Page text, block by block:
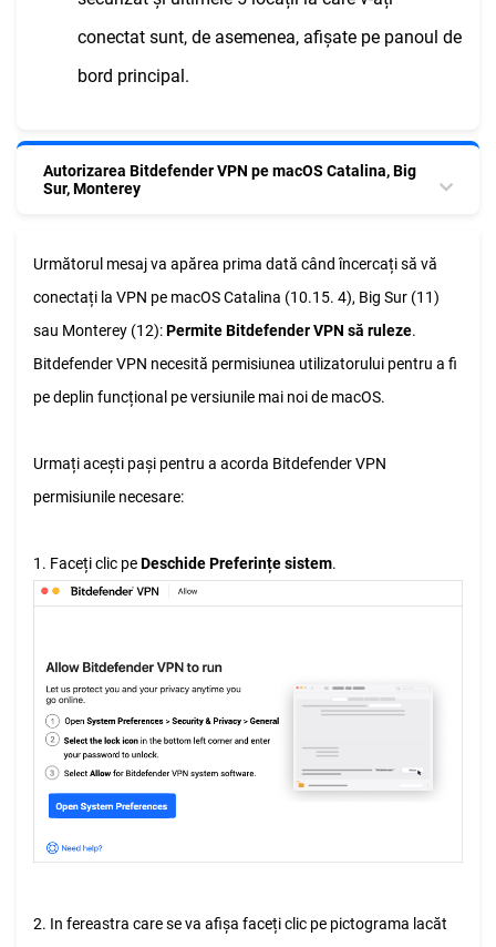
conectat sunt, de asemenea, afișate pe panoul de
bord principal.
Autorizarea Bitdefender VPN pe macOS Catalina, Big
Sur, Monterey
Următorul mesaj va apărea prima dată când încercați să vă
conectați la VPN pe macOS Catalina (10.15. 4), Big Sur (11)
sau Monterey (12):Permite Bitdefender VPN să ruleze.
Bitdefender VPN necesită permisiunea utilizatorului pentru a fi
pe deplin funcțional pe versiunile mai noi de macOS.
Urmați acești pași pentru a acorda Bitdefender VPN
permisiunile necesare:
1. Faceți clic peDeschide Preferințe sistem.
2. In fereastra care se va afișa faceți clic pe pictograma lacăt